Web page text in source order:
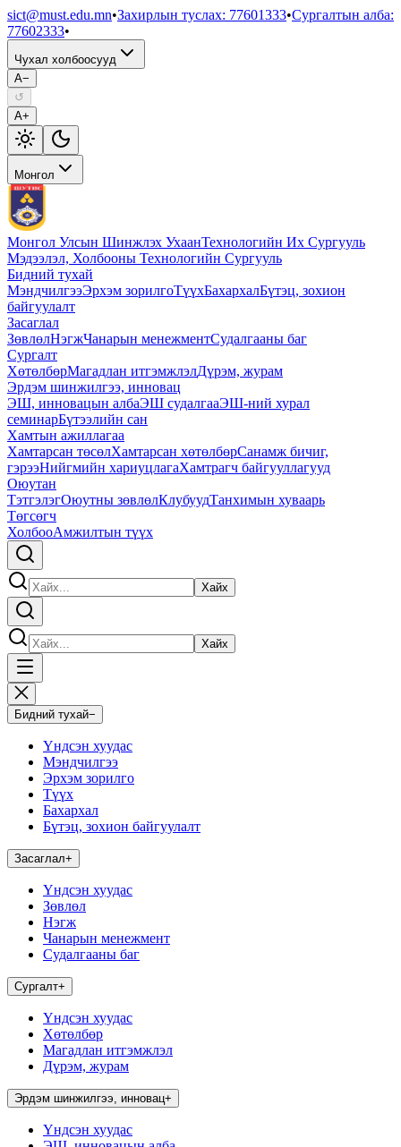
sict@must.edu.mn•Захирлын туслах: 77601333•Сургалтын алба:
77602333•
Чухал холбоосууд
A−
↺
A+
Монгол
Монгол Улсын Шинжлэх УхаанТехнологийн Их Сургууль
Мэдээлэл, Холбооны Технологийн Сургууль
Бидний тухай
МэндчилгээЭрхэм зорилгоТүүхБахархалБүтэц, зохион
байгуулалт
Засаглал
ЗөвлөлНэгжЧанарын менежментСудалгааны баг
Сургалт
ХөтөлбөрМагадлан итгэмжлэлДүрэм, журам
Эрдэм шинжилгээ, инновац
ЭШ, инновацын албаЭШ судалгааЭШ-ний хурал
семинарБүтээлийн сан
Хамтын ажиллагаа
Хамтарсан төсөлХамтарсан хөтөлбөрСанамж бичиг,
гэрээНийгмийн хариуцлагаХамтрагч байгууллагууд
Оюутан
ТэтгэлэгОюутны зөвлөлКлубуудТанхимын хуваарь
Төгсөгч
ХолбооАмжилтын түүх
Хайх
Хайх
Бидний тухай−
Үндсэн хуудас
Мэндчилгээ
Эрхэм зорилго
Түүх
Бахархал
Бүтэц, зохион байгуулалт
Засаглал+
Үндсэн хуудас
Зөвлөл
Нэгж
Чанарын менежмент
Судалгааны баг
Сургалт+
Үндсэн хуудас
Хөтөлбөр
Магадлан итгэмжлэл
Дүрэм, журам
Эрдэм шинжилгээ, инновац+
Үндсэн хуудас